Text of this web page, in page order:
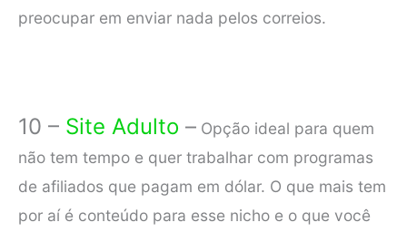
preocupar em enviar nada pelos correios.
10 – Site Adulto – Opção ideal para quem
não tem tempo e quer trabalhar com programas
de afiliados que pagam em dólar. O que mais tem
por aí é conteúdo para esse nicho e o que você